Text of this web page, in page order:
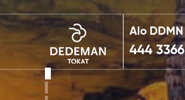
Alo DDMN
444 3366